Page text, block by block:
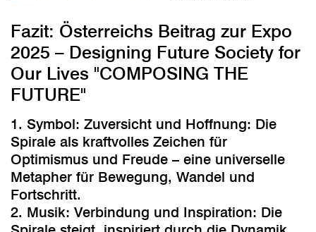
Fazit: Österreichs Beitrag zur Expo
2025 – Designing Future Society for
Our Lives "COMPOSING THE
FUTURE"
1. Symbol: Zuversicht und Hoffnung: Die
Spirale als kraftvolles Zeichen für
Optimismus und Freude – eine universelle
Metapher für Bewegung, Wandel und
Fortschritt.
2. Musik: Verbindung und Inspiration: Die